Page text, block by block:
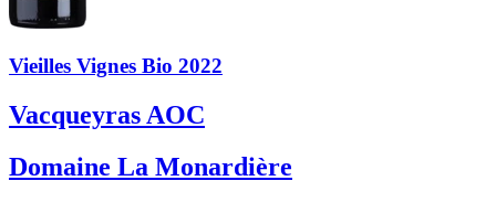
Vieilles Vignes Bio 2022
Vacqueyras AOC
Domaine La Monardière